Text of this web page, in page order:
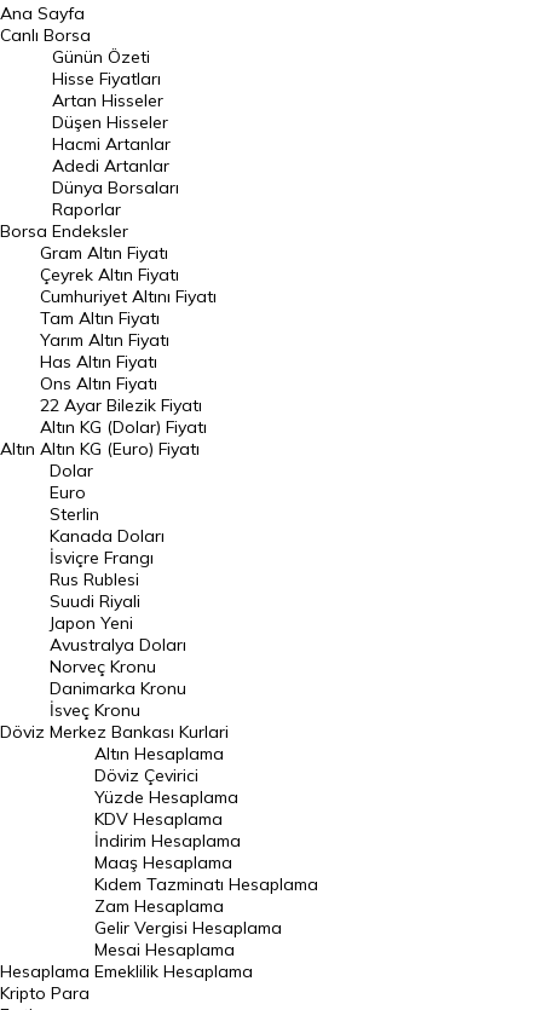
BIST 100 Hisseleri
En Çok Artan Hisseler
En Çok Düşen Hisseler
Hacmi Artanlar
Geçmiş Kapanışlar
Dünya Borsaları
Raporlar
Endeksler
DÖVİZ
Döviz Kuru
Dolar Kuru
Euro Kuru
Pound Kuru
Frank Kuru
Riyal Kuru
Avustralya Doları
Danimarka Kronu Kuru
Kanada Doları Kuru
Norveç Kronu Kuru
İsveç Kronu Kuru
Japon Yeni Kuru
Serbest Piyasa Döviz Kurları
Merkez Bankası Döviz Kurları
Altın Fiyatları
Ana Sayfa
Canlı Borsa
Borsa
Günün Özeti
Hisse Fiyatları
Artan Hisseler
Düşen Hisseler
Hacmi Artanlar
Adedi Artanlar
Dünya Borsaları
Raporlar
Endeksler
Altın
Gram Altın Fiyatı
Çeyrek Altın Fiyatı
Cumhuriyet Altını Fiyatı
Tam Altın Fiyatı
Yarım Altın Fiyatı
Has Altın Fiyatı
Ons Altın Fiyatı
22 Ayar Bilezik Fiyatı
Altın KG (Dolar) Fiyatı
Altın KG (Euro) Fiyatı
Döviz
Dolar
Euro
Sterlin
Kanada Doları
İsviçre Frangı
Rus Rublesi
Suudi Riyali
Japon Yeni
Avustralya Doları
Norveç Kronu
Danimarka Kronu
İsveç Kronu
Merkez Bankası Kurlari
Hesaplama
Altın Hesaplama
Döviz Çevirici
Yüzde Hesaplama
KDV Hesaplama
İndirim Hesaplama
Maaş Hesaplama
Kıdem Tazminatı Hesaplama
Zam Hesaplama
Gelir Vergisi Hesaplama
Mesai Hesaplama
Emeklilik Hesaplama
Kripto Para